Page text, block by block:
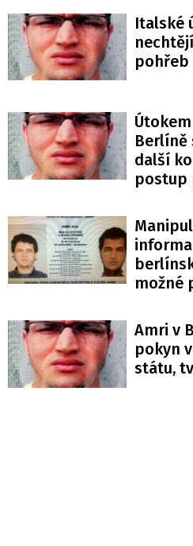
Italské
pohřeb
Berlíně
další
postup
možné
Amri v
pokyn
státu,